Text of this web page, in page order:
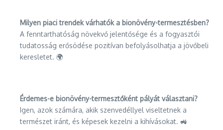
Milyen piaci trendek várhatók a bionövény-termesztésben?
A fenntarthatóság növekvő jelentősége és a fogyasztói
tudatosság erősödése pozitívan befolyásolhatja a jövőbeli
keresletet. 🌍
Érdemes-e bionövény-termesztőként pályát választani?
Igen, azok számára, akik szenvedéllyel viseltetnek a
természet iránt, és képesek kezelni a kihívásokat. 🚜